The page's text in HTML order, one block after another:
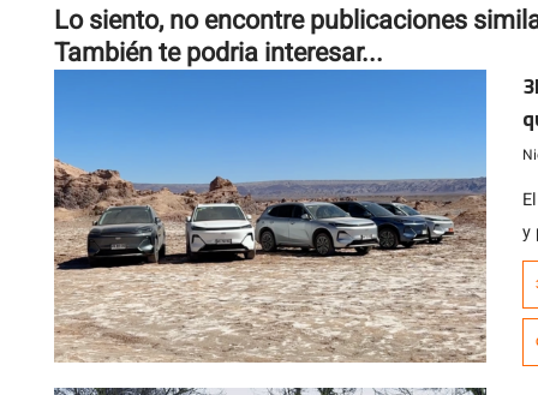
Lo siento, no encontre publicaciones
También te podria interesar...
y